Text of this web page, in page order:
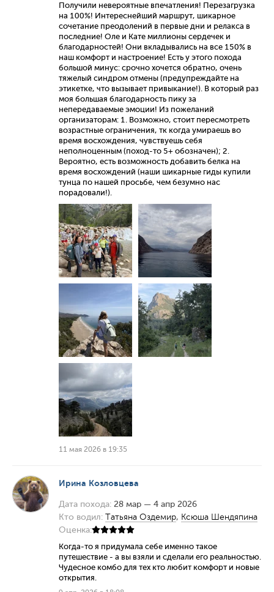
Получили невероятные впечатления! Перезагрузка
на 100%! Интереснейший маршрут, шикарное
сочетание преодолений в первые дни и релакса в
последние! Оле и Кате миллионы сердечек и
благодарностей! Они вкладывались на все 150% в
наш комфорт и настроение! Есть у этого похода
большой минус: срочно хочется обратно, очень
тяжелый синдром отмены (предупреждайте на
этикетке, что вызывает привыкание!). В который раз
моя большая благодарность пику за
непередаваемые эмоции! Из пожеланий
организаторам: 1. Возможно, стоит пересмотреть
возрастные ограничения, тк когда умираешь во
время восхождения, чувствуешь себя
неполноценным (поход-то 5+ обозначен); 2.
Вероятно, есть возможность добавить белка на
время восхождений (наши шикарные гиды купили
тунца по нашей просьбе, чем безумно нас
порадовали!).
11 мая 2026 в 19:35
Ирина Козловцева
Дата похода: 28 мар — 4 апр 2026
Кто водил: Татьяна Оздемир, Ксюша Шендяпина
Оценка:
Когда-то я придумала себе именно такое
путешествие - а вы взяли и сделали его реальностью.
Чудесное комбо для тех кто любит комфорт и новые
открытия.